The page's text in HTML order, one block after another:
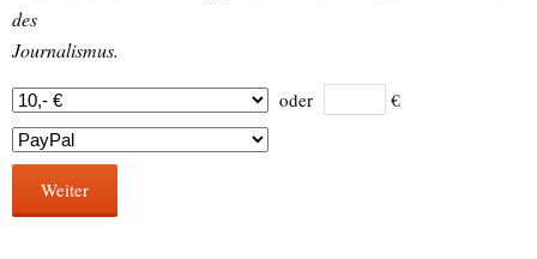
des
Journalismus.
oder €
Weiter